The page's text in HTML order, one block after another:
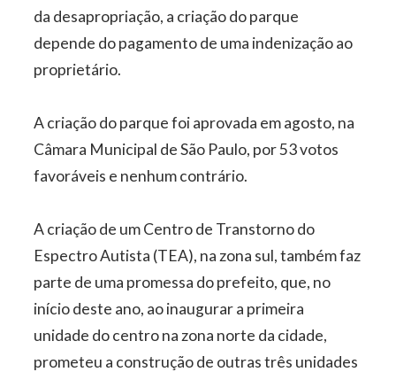
da desapropriação, a criação do parque
depende do pagamento de uma indenização ao
proprietário.
A criação do parque foi aprovada em agosto, na
Câmara Municipal de São Paulo, por 53 votos
favoráveis e nenhum contrário.
A criação de um Centro de Transtorno do
Espectro Autista (TEA), na zona sul, também faz
parte de uma promessa do prefeito, que, no
início deste ano, ao inaugurar a primeira
unidade do centro na zona norte da cidade,
prometeu a construção de outras três unidades